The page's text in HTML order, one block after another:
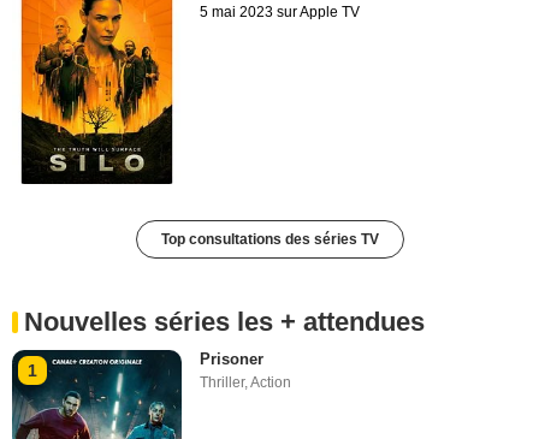
5 mai 2023 sur Apple TV
Top consultations des séries TV
Nouvelles séries les + attendues
1
Prisoner
Thriller,Action